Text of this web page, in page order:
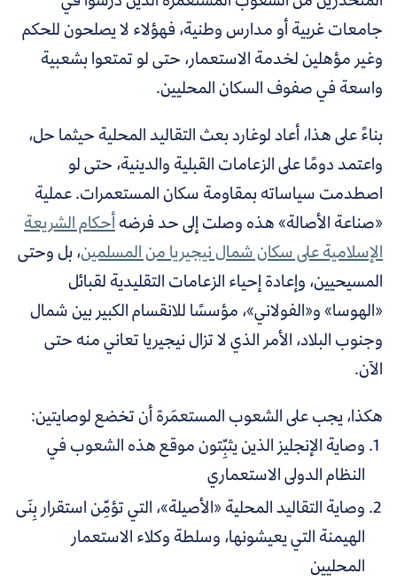
جامعات غربية أو مدارس وطنية، فهؤلاء لا يصلحون للحكم
وغير مؤهلين لخدمة الاستعمار، حتى لو تمتعوا بشعبية
واسعة في صفوف السكان المحليين.
بناءً على هذا، أعاد لوغارد بعث التقاليد المحلية حيثما حل،
واعتمد دومًا على الزعامات القبلية والدينية، حتى لو
اصطدمت سياساته بمقاومة سكان المستعمرات. عملية
«صناعة الأصالة» هذه وصلت إلى حد فرضهأحكام الشريعة
الإسلامية على سكان شمال نيجيريا من المسلمين، بل وحتى
المسيحيين، وإعادة إحياء الزعامات التقليدية لقبائل
«الهوسا» و«الفولاني»، مؤسسًا للانقسام الكبير بين شمال
وجنوب البلاد، الأمر الذي لا تزال نيجيريا تعاني منه حتى
الآن.
هكذا، يجب على الشعوب المستعمَرة أن تخضع لوصايتين:
وصاية الإنجليز الذين يثبِّتون موقع هذه الشعوب في
النظام الدولى الاستعماري
وصاية التقاليد المحلية «الأصيلة»، التي تؤمِّن استقرار بِنَى
الهيمنة التي يعيشونها، وسلطة وكلاء الاستعمار
المحليين